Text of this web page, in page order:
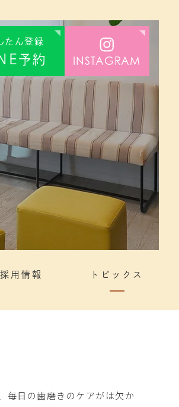
たん登録
予約 INSTAGRAM
採用情報 トピックス
毎日の歯磨きのケアがは欠か